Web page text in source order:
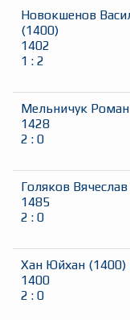
Новокшенов
(1400)
1402
1 : 2
Мельничук Роман
1428
2 : 0
Голяков Вячеслав
1485
2 : 0
Хан Юйхан (1400)
1400
2 : 0